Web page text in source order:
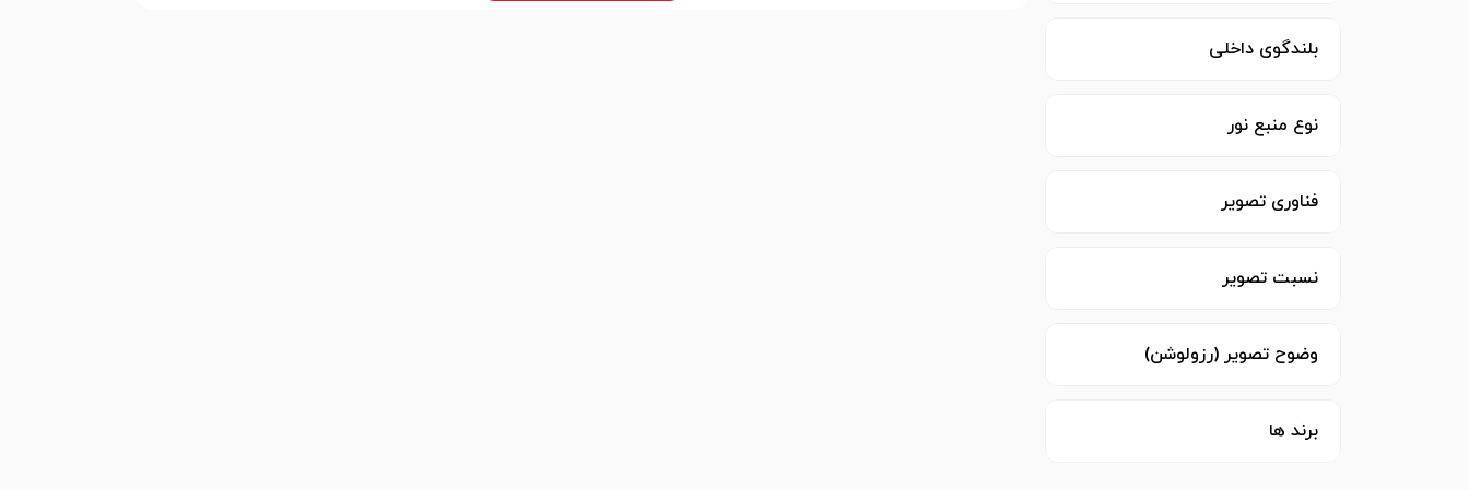
بلندگوی داخلی
نوع منبع نور
فناوری تصویر
نسبت تصویر
وضوح تصویر (رزولوشن)
برند ها